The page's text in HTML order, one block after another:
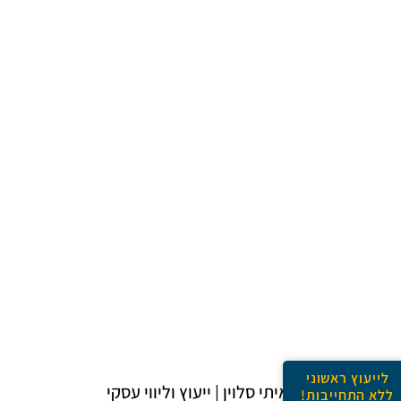
איתי סלוין | ייעוץ וליווי עסקי
לייעוץ ראשוני
ללא התחייבות!